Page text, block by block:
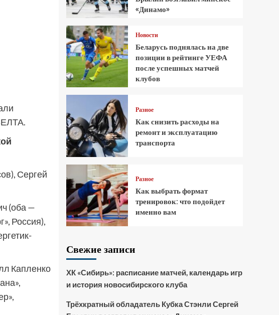
Сергей
(оба —
Россия),
Капленко
«Динамо»
Новости
Беларусь поднялась на две
позиции в рейтинге УЕФА
после успешных матчей
клубов
Разное
Как снизить расходы на
ремонт и эксплуатацию
транспорта
Разное
Как выбрать формат
тренировок: что подойдет
именно вам
Свежие записи
ХК «Сибирь»: расписание матчей, календарь игр
и история новосибирского клуба
Трёхкратный обладатель Кубка Стэнли Сергей